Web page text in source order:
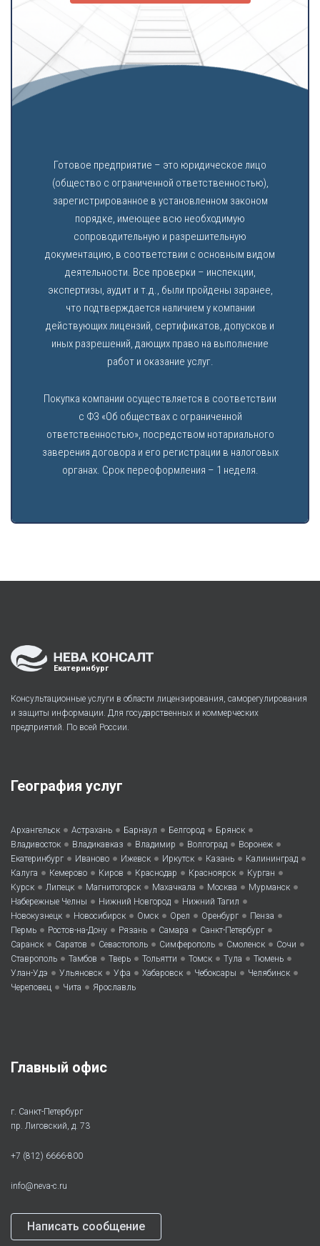
Готовое предприятие – это юридическое лицо
(общество с ограниченной ответственностью),
зарегистрированное в установленном законом
порядке, имеющее всю необходимую
сопроводительную и разрешительную
документацию, в соответствии с основным видом
деятельности. Все проверки – инспекции,
экспертизы, аудит и т.д., были пройдены заранее,
что подтверждается наличием у компании
действующих лицензий, сертификатов, допусков и
иных разрешений, дающих право на выполнение
работ и оказание услуг.
Покупка компании осуществляется в соответствии
с ФЗ «Об обществах с ограниченной
ответственностью», посредством нотариального
заверения договора и его регистрации в налоговых
органах. Срок переоформления – 1 неделя.
Екатеринбург
Консультационные услуги в области лицензирования, саморегулирования
и защиты информации. Для государственных и коммерческих
предприятий. По всей России.
География услуг
Архангельск • Астрахань • Барнаул • Белгород • Брянск •
Владивосток • Владикавказ • Владимир • Волгоград • Воронеж •
Екатеринбург • Иваново • Ижевск • Иркутск • Казань • Калининград •
Калуга • Кемерово • Киров • Краснодар • Красноярск • Курган •
Курск • Липецк • Магнитогорск • Махачкала • Москва • Мурманск •
Набережные Челны • Нижний Новгород • Нижний Тагил •
Новокузнецк • Новосибирск • Омск • Орел • Оренбург • Пенза •
Пермь • Ростов-на-Дону • Рязань • Самара • Санкт-Петербург •
Саранск • Саратов • Севастополь • Симферополь • Смоленск • Сочи •
Ставрополь • Тамбов • Тверь • Тольятти • Томск • Тула • Тюмень •
Улан-Удэ • Ульяновск • Уфа • Хабаровск • Чебоксары • Челябинск •
Череповец • Чита • Ярославль
Главный офис
г. Санкт-Петербург
пр. Лиговский, д. 73
+7 (812) 6666-800
info@neva-c.ru
Написать сообщение